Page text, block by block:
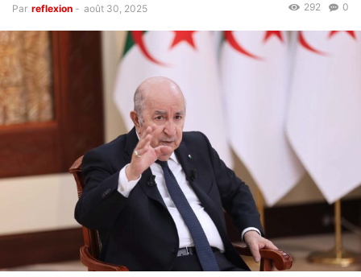
Par reflexion - août 30, 2025 0
292